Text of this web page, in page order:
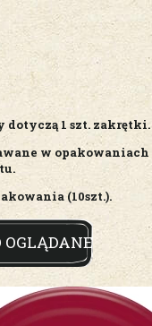
dotyczą 1 szt. zakrętki.
w
(10szt.).
OGLĄDANE